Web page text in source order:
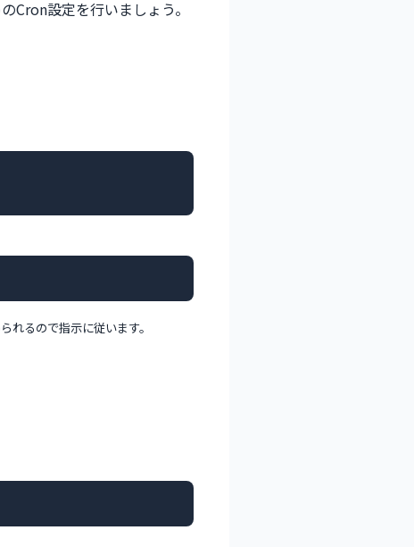
Cron設定を行いましょう。
るので指示に従います。